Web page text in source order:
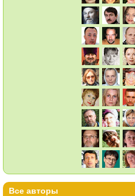
Все авторы